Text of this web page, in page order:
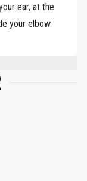
ear, at the
your elbow
CITRAL,